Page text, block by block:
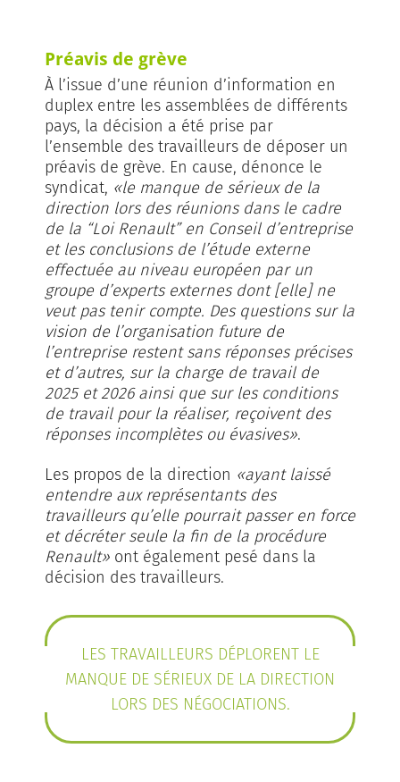
Préavis de grève
À l’issue d’une réunion d’information en
duplex entre les assemblées de différents
pays, la décision a été prise par
l’ensemble des travailleurs de déposer un
préavis de grève. En cause, dénonce le
syndicat, «le manque de sérieux de la
direction lors des réunions dans le cadre
de la “Loi Renault” en Conseil d’entreprise
et les conclusions de l’étude externe
effectuée au niveau européen par un
groupe d’experts externes dont [elle] ne
veut pas tenir compte. Des questions sur la
vision de l’organisation future de
l’entreprise restent sans réponses précises
et d’autres, sur la charge de travail de
2025 et 2026 ainsi que sur les conditions
de travail pour la réaliser, reçoivent des
réponses incomplètes ou évasives».
Les propos de la direction «ayant laissé
entendre aux représentants des
travailleurs qu’elle pourrait passer en force
et décréter seule la fin de la procédure
Renault» ont également pesé dans la
décision des travailleurs.
LES TRAVAILLEURS DÉPLORENT LE
MANQUE DE SÉRIEUX DE LA DIRECTION
LORS DES NÉGOCIATIONS.